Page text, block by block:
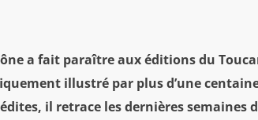
a fait paraître aux éditions du
illustré par plus d’une
il retrace les dernières semaines